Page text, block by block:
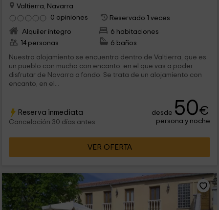
Valtierra, Navarra
0 opiniones
Reservado 1 veces
Alquiler íntegro
6 habitaciones
14 personas
6 baños
Nuestro alojamiento se encuentra dentro de Valtierra, que es
un pueblo con mucho con encanto, en el que vas a poder
disfrutar de Navarra a fondo. Se trata de un alojamiento con
encanto, en el...
Reserva inmediata
Cancelación 30 días antes
desde 50€
persona y noche
VER OFERTA